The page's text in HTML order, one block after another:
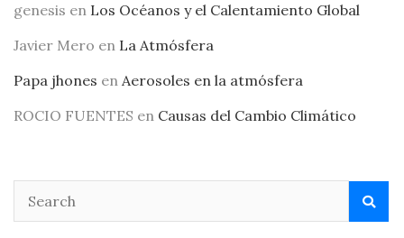
genesis en Los Océanos y el Calentamiento Global
Javier Mero en La Atmósfera
Papa jhones en Aerosoles en la atmósfera
ROCIO FUENTES en Causas del Cambio Climático